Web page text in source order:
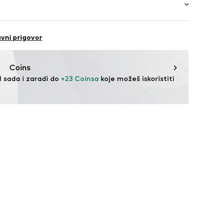
na vjetar
prigovor
Coins
sada i zaradi do +23 Coinsa koje možeš iskoristiti